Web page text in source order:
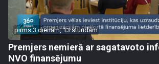
pirms 3 dienām, 13 stundām
Premjers nemierā ar sagatavoto
NVO finansējumu